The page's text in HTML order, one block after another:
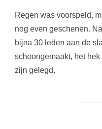
Regen was voorspeld,
nog even geschenen.
bijna 30 leden aan de
schoongemaakt, het
zijn gelegd.